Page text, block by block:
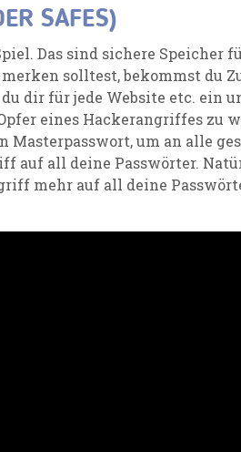
SAFES)
. Das sind sichere Speicher
solltest, bekommst du
du dir fürjede Website etc. ein
eines Hackerangriffes zu
Masterpasswort,um an alle
auf all deine Passwörter.
mehr auf all deine